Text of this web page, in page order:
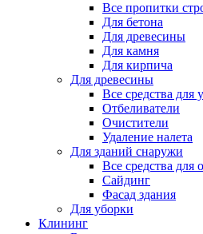
Все пропитки
Для бетона
Для древесины
Для камня
Для кирпича
Для древесины
Все средства для
Отбеливатели
Очистители
Удаление налета
Для зданий снаружи
Все средства для
Сайдинг
Фасад здания
Для уборки
Клининг